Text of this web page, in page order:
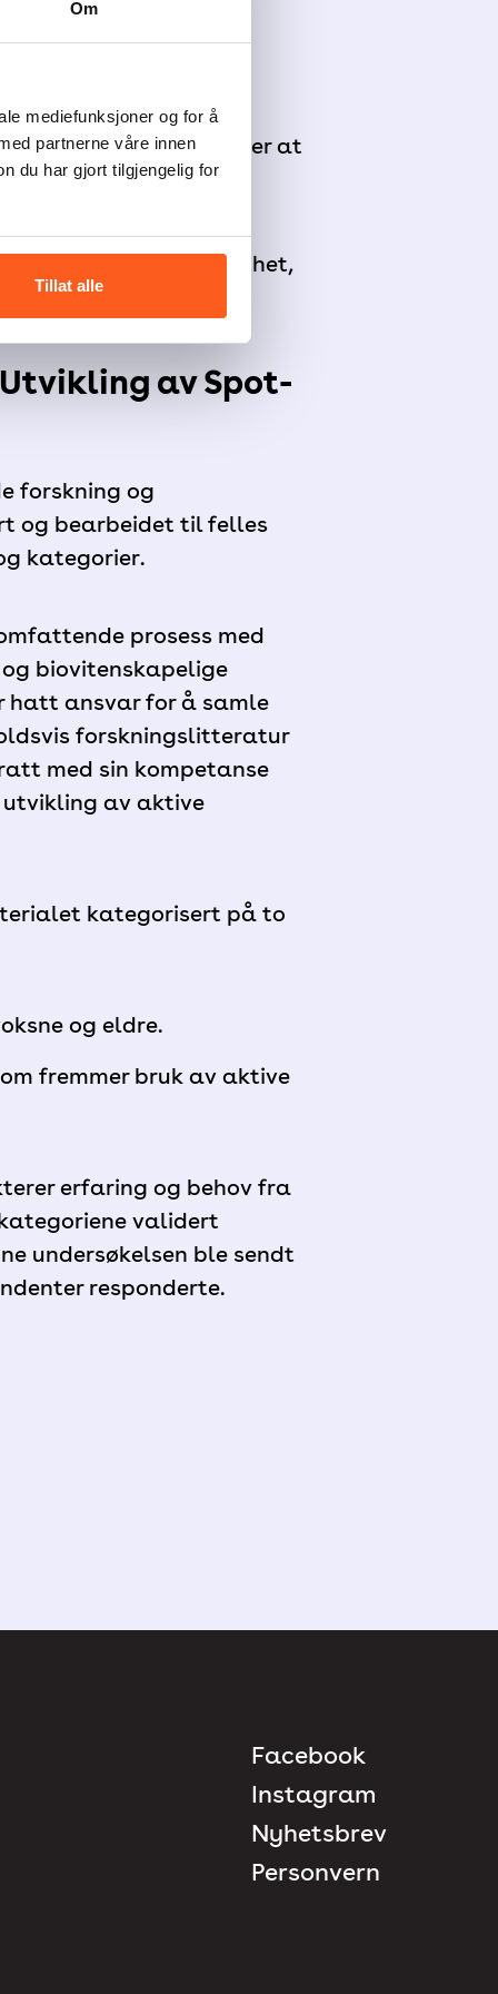
Om
mediefunksjoner og for å
partnerne våre innen
du har gjort tilgjengelig for
Tillat alle
av møteplassene etter at
på møteplassenes
tilhørighet,
og livskvalitet.
av Spot-
forskning og
og bearbeidet til felles
kategorier.
prosess med
biovitenskapelige
hatt ansvar for å samle
forskningslitteratur
med sin kompetanse
av aktive
kategorisert på to
og eldre.
fremmer bruk av aktive
erfaring og behov fra
validert
undersøkelsen ble sendt
responderte.
Facebook
Instagram
Nyhetsbrev
Personvern